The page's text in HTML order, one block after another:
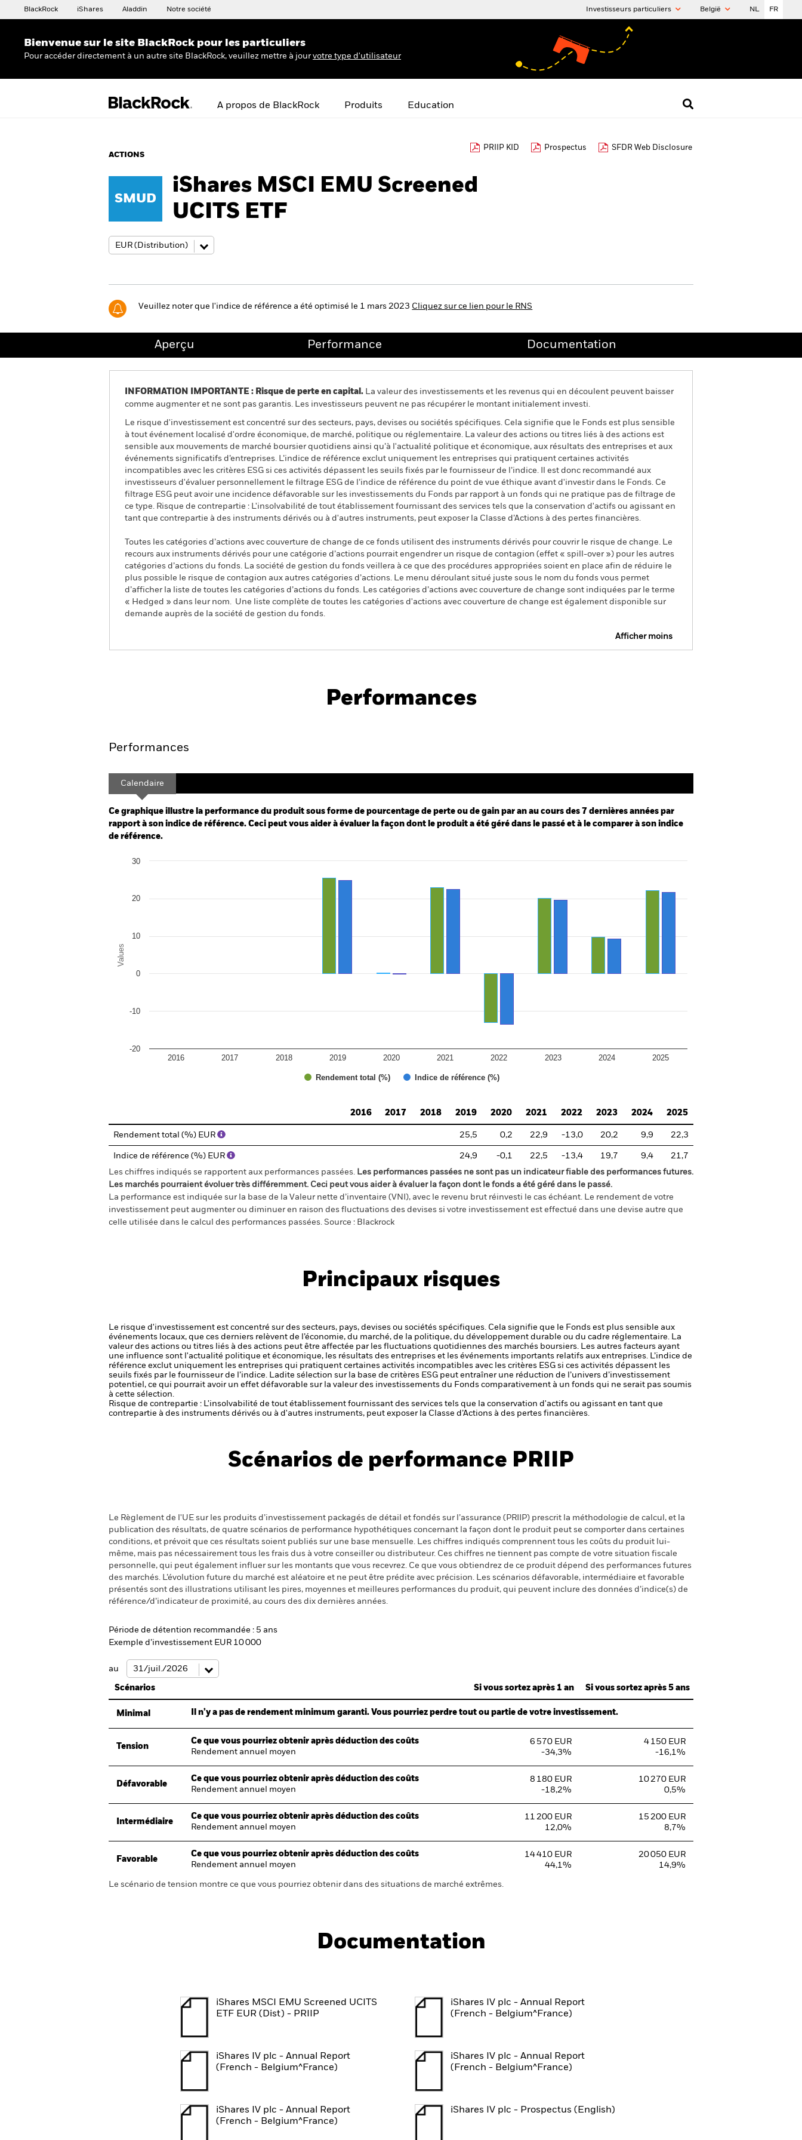
BlackRock iShares Aladdin Notre société Investisseurs particuliers België NL FR
Bienvenue sur le site BlackRock pour les particuliers
Pour accéder directement à un autre site BlackRock, veuillez mettre à jour votre type d'utilisateur
A propos de BlackRock Produits Education
ACTIONS
PRIIP KID Prospectus SFDR Web Disclosure
SMUD
iShares MSCI EMU Screened
UCITS ETF
Veuillez noter que l'indice de référence a été optimisé le 1 mars 2023 Cliquez sur ce lien pour le RNS
Aperçu Performance Documentation
INFORMATION IMPORTANTE : Risque de perte en capital. La valeur des investissements et les revenus qui en découlent peuvent baisser
comme augmenter et ne sont pas garantis. Les investisseurs peuvent ne pas récupérer le montant initialement investi.
Le risque d'investissement est concentré sur des secteurs, pays, devises ou sociétés spécifiques. Cela signifie que le Fonds est plus sensible
à tout événement localisé d'ordre économique, de marché, politique ou réglementaire. La valeur des actions ou titres liés à des actions est
sensible aux mouvements de marché boursier quotidiens ainsi qu’à l'actualité politique et économique, aux résultats des entreprises et aux
événements significatifs d’entreprises. L’indice de référence exclut uniquement les entreprises qui pratiquent certaines activités
incompatibles avec les critères ESG si ces activités dépassent les seuils fixés par le fournisseur de l’indice. Il est donc recommandé aux
investisseurs d'évaluer personnellement le filtrage ESG de l’indice de référence du point de vue éthique avant d'investir dans le Fonds. Ce
filtrage ESG peut avoir une incidence défavorable sur les investissements du Fonds par rapport à un fonds qui ne pratique pas de filtrage de
ce type. Risque de contrepartie : L'insolvabilité de tout établissement fournissant des services tels que la conservation d'actifs ou agissant en
tant que contrepartie à des instruments dérivés ou à d'autres instruments, peut exposer la Classe d’Actions à des pertes financières.
Toutes les catégories d’actions avec couverture de change de ce fonds utilisent des instruments dérivés pour couvrir le risque de change. Le
recours aux instruments dérivés pour une catégorie d’actions pourrait engendrer un risque de contagion (effet « spill-over ») pour les autres
catégories d’actions du fonds. La société de gestion du fonds veillera à ce que des procédures appropriées soient en place afin de réduire le
plus possible le risque de contagion aux autres catégories d’actions. Le menu déroulant situé juste sous le nom du fonds vous permet
d’afficher la liste de toutes les catégories d’actions du fonds. Les catégories d’actions avec couverture de change sont indiquées par le terme
« Hedged » dans leur nom. Une liste complète de toutes les catégories d'actions avec couverture de change est également disponible sur
demande auprès de la société de gestion du fonds.
Afficher moins
Performance
Performances
Performances
Calendaire
Ce graphique illustre la performance du produit sous forme de pourcentage de perte ou de gain par an au cours des 7 dernières années par
rapport à son indice de référence. Ceci peut vous aider à évaluer la façon dont le produit a été géré dans le passé et à le comparer à son indice
de référence.
Bar chart with 2 data series.
Values
Rendement total (%) Indice de référence (%)
2016 2017 2018 2019 2020 2021 2022 2023 2024 2025
-20
-10
0
10
20
30
2016
2017 2018 2019 2020 2021 2022 2023 2024 2025
Rendement total (%) EUR 25,5 0,2 22,9 -13,0 20,2 9,9 22,3
Indice de référence (%) EUR 24,9 -0,1 22,5 -13,4 19,7 9,4
21,7
Les chiffres indiqués se rapportent aux performances passées. Les performances passées ne sont pas un indicateur fiable des performances futures.
Les marchés pourraient évoluer très différemment. Ceci peut vous aider à évaluer la façon dont le fonds a été géré dans le passé.
La performance est indiquée sur la base de la Valeur nette d’inventaire (VNI), avec le revenu brut réinvesti le cas échéant. Le rendement de votre
investissement peut augmenter ou diminuer en raison des fluctuations des devises si votre investissement est effectué dans une devise autre que
celle utilisée dans le calcul des performances passées. Source : Blackrock
Principaux risques
Le risque d'investissement est concentré sur des secteurs, pays, devises ou sociétés spécifiques. Cela signifie que le Fonds est plus sensible aux
événements locaux, que ces derniers relèvent de l’économie, du marché, de la politique, du développement durable ou du cadre réglementaire. La
valeur des actions ou titres liés à des actions peut être affectée par les fluctuations quotidiennes des marchés boursiers. Les autres facteurs ayant
une influence sont l'actualité politique et économique, les résultats des entreprises et les événements importants relatifs aux entreprises. L’indice de
référence exclut uniquement les entreprises qui pratiquent certaines activités incompatibles avec les critères ESG si ces activités dépassent les
seuils fixés par le fournisseur de l’indice. Ladite sélection sur la base de critères ESG peut entraîner une réduction de l’univers d’investissement
potentiel, ce qui pourrait avoir un effet défavorable sur la valeur des investissements du Fonds comparativement à un fonds qui ne serait pas soumis
à cette sélection.
Risque de contrepartie : L'insolvabilité de tout établissement fournissant des services tels que la conservation d'actifs ou agissant en tant que
contrepartie à des instruments dérivés ou à d'autres instruments, peut exposer la Classe d’Actions à des pertes financières.
Scénarios de performance PRIIP
Le Règlement de l'UE sur les produits d’investissement packagés de détail et fondés sur l’assurance (PRIIP) prescrit la méthodologie de calcul, et la
publication des résultats, de quatre scénarios de performance hypothétiques concernant la façon dont le produit peut se comporter dans certaines
conditions, et prévoit que ces résultats soient publiés sur une base mensuelle. Les chiffres indiqués comprennent tous les coûts du produit lui-
même, mais pas nécessairement tous les frais dus à votre conseiller ou distributeur. Ces chiffres ne tiennent pas compte de votre situation fiscale
personnelle, qui peut également influer sur les montants que vous recevrez. Ce que vous obtiendrez de ce produit dépend des performances futures
des marchés. L’évolution future du marché est aléatoire et ne peut être prédite avec précision. Les scénarios défavorable, intermédiaire et favorable
présentés sont des illustrations utilisant les pires, moyennes et meilleures performances du produit, qui peuvent inclure des données d’indice(s) de
référence/d’indicateur de proximité, au cours des dix dernières années.
Période de détention recommandée : 5 ans
Exemple d’investissement EUR 10 000
au
Scénarios Si vous sortez après 1 an Si vous sortez après 5 ans
Minimal Il n’y a pas de rendement minimum garanti. Vous pourriez perdre tout ou partie de votre investissement.
Tension
Ce que vous pourriez obtenir après déduction des coûts
Rendement annuel moyen
6 570 EUR
-34,3%
4 150 EUR
-16,1%
Défavorable
Ce que vous pourriez obtenir après déduction des coûts
Rendement annuel moyen
8 180 EUR
-18,2%
10 270 EUR
0,5%
Intermédiaire
Ce que vous pourriez obtenir après déduction des coûts
Rendement annuel moyen
11 200 EUR
12,0%
15 200 EUR
8,7%
Favorable
Ce que vous pourriez obtenir après déduction des coûts
Rendement annuel moyen
14 410 EUR
44,1%
20 050 EUR
14,9%
Le scénario de tension montre ce que vous pourriez obtenir dans des situations de marché extrêmes.
Documentation
iShares MSCI EMU Screened UCITS
ETF EUR (Dist) - PRIIP
iShares IV plc - Annual Report
(French - Belgium^France)
iShares IV plc - Annual Report
(French - Belgium^France)
iShares IV plc - Annual Report
(French - Belgium^France)
iShares IV plc - Annual Report
(French - Belgium^France)
iShares IV plc - Prospectus (English)